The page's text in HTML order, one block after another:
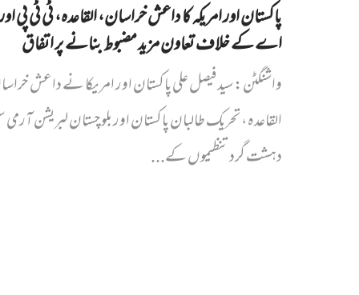
پاکستان اور امریکہ کا داعش خراسان، القاعدہ، ٹی ٹی پی
اے کے خلاف تعاون مزید مضبوط بنانے پر اتفاق
واشنگٹن: سید فیصل علی پاکستان اور امریکا نے داعش
القاعدہ، تحریک طالبان پاکستان اور بلوچستان لبریشن
دہشت گرد تنظیموں کے...